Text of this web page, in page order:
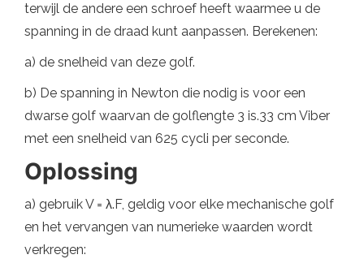
terwijl de andere een schroef heeft waarmee u de
spanning in de draad kunt aanpassen. Berekenen:
a) de snelheid van deze golf.
b) De spanning in Newton die nodig is voor een
dwarse golf waarvan de golflengte 3 is.33 cm Viber
met een snelheid van 625 cycli per seconde.
Oplossing
a) gebruik V = λ.F, geldig voor elke mechanische golf
en het vervangen van numerieke waarden wordt
verkregen: